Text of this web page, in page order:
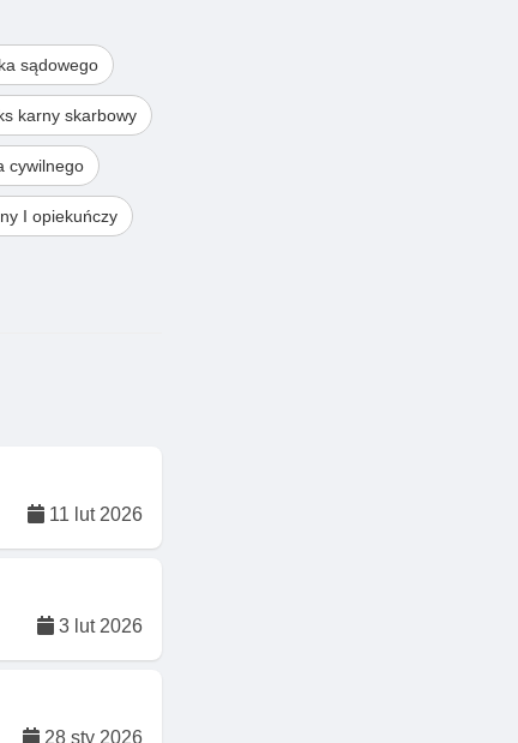
sądowego
karny skarbowy
cywilnego
I opiekuńczy
11 lut 2026
3 lut 2026
28 sty 2026